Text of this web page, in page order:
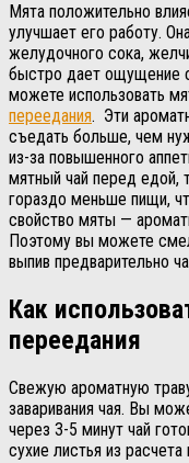
Мята положительно
улучшает его работу.
желудочного сока,
быстро дает ощущение
можете использовать
переедания. Эти
съедать больше, чем
из-за повышенного
мятный чай перед едой,
гораздо меньше пищи,
свойство мяты —
Поэтому вы можете
выпив предварительно
Как
переедания
Свежую ароматную
заваривания чая. Вы
через 3-5 минут чай
сухие листья из